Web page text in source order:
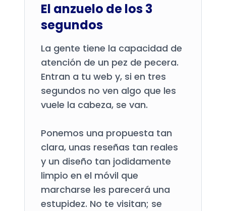
El anzuelo de los 3
segundos
La gente tiene la capacidad de
atención de un pez de pecera.
Entran a tu web y, si en tres
segundos no ven algo que les
vuele la cabeza, se van.
Ponemos una propuesta tan
clara, unas reseñas tan reales
y un diseño tan jodidamente
limpio en el móvil que
marcharse les parecerá una
estupidez. No te visitan; se